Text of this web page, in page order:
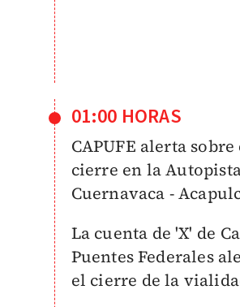
01:00 HORAS
CAPUFE alerta sobre
cierre en la
Cuernavaca -
La cuenta de 'X' de
Puentes Federales
el cierre de la